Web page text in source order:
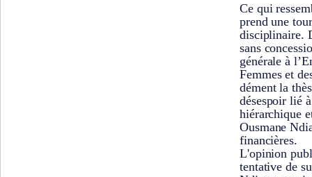
Ce qui
prend une
disciplinaire.
sans
générale à
Femmes et
dément la
désespoir lié
hiérarchique
Ousmane
financières.
L'opinion
tentative de